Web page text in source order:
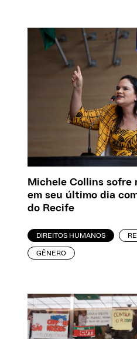
Michele Collins sofre
em seu último dia
do Recife
DIREITOS HUMANOS
GÊNERO